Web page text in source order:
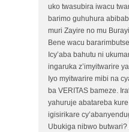
uko twasubira iwacu
barimo guhuhura
muri Zayire no mu
Bene wacu
Icy’aba bahutu ni
ingaruka z’imyitwarire
Iyo myitwarire mibi na
ba VERITAS bameze.
yahuruje abatareba
igisirikare
Ubukiga nibwo